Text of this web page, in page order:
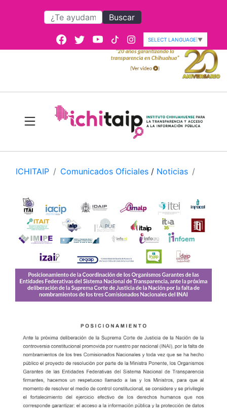
Buscar
SELECT LANGUAGE ▼
ICHITAIP Comunicados Oficiales / Noticias